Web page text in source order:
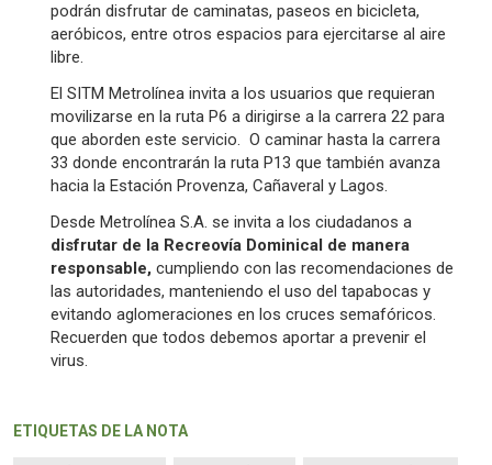
podrán disfrutar de caminatas, paseos en bicicleta,
aeróbicos, entre otros espacios para ejercitarse al aire
libre.
El SITM Metrolínea invita a los usuarios que requieran
movilizarse en la ruta P6 a dirigirse a la carrera 22 para
que aborden este servicio. O caminar hasta la carrera
33 donde encontrarán la ruta P13 que también avanza
hacia la Estación Provenza, Cañaveral y Lagos.
Desde Metrolínea S.A. se invita a los ciudadanos a
disfrutar de la Recreovía Dominical de manera
responsable, cumpliendo con las recomendaciones de
las autoridades, manteniendo el uso del tapabocas y
evitando aglomeraciones en los cruces semafóricos.
Recuerden que todos debemos aportar a prevenir el
virus.
ETIQUETAS DE LA NOTA